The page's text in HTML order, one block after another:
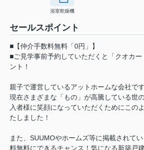
浴室乾燥機
セールスポイント
■【仲介手数料無料「0円」】
■ご見学事前予約していただくと「クオカ
ント！
親子で運営しているアットホームな会社で
現在さまざまな「もの」が高騰している世
入者様に笑顔になっていただくためにこの
たしました！
また、SUUMOやホームズ等に掲載されて
料無料にできるチャンス！気になる新築戸